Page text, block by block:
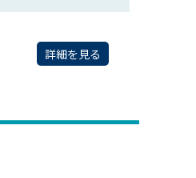
詳細を見る